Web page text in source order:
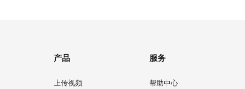
产品
上传视频
服务
帮助中心